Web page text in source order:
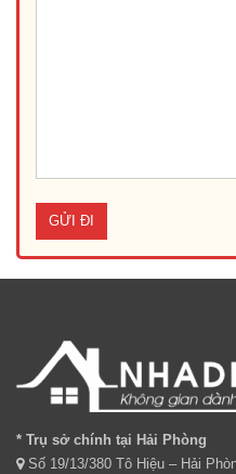
* Trụ sở chính tại Hải Phòng
Số 19/13/380 Tô Hiệu – Hải